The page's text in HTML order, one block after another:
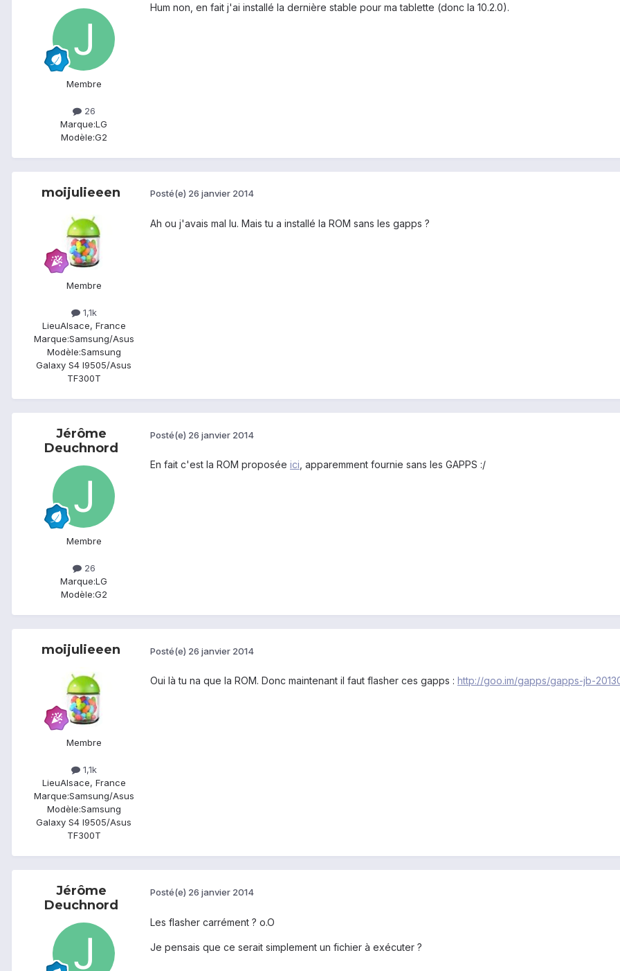
Membre
26
Marque:LG
Modèle:G2
Hum non, en fait j'ai installé la dernière stable pour ma tablette (donc la 10.2.0).
moijulieeen
Membre
1,1k
LieuAlsace, France
Marque:Samsung/Asus
Modèle:Samsung
Galaxy S4 I9505/Asus
TF300T
Posté(e) 26 janvier 2014
Ah ou j'avais mal lu. Mais tu a installé la ROM sans les gapps ?
Jérôme
Deuchnord
Membre
26
Marque:LG
Modèle:G2
Posté(e) 26 janvier 2014
En fait c'est la ROM proposée ici , apparemment fournie sans les GAPPS :/
moijulieeen
Membre
1,1k
LieuAlsace, France
Marque:Samsung/Asus
Modèle:Samsung
Galaxy S4 I9505/Asus
TF300T
Posté(e) 26 janvier 2014
Oui là tu na que la ROM. Donc maintenant il faut flasher ces gapps : http://goo.im/gapps/gapps-jb-
Jérôme
Deuchnord
Posté(e) 26 janvier 2014
Les flasher carrément ? o.O
Je pensais que ce serait simplement un fichier à exécuter ?